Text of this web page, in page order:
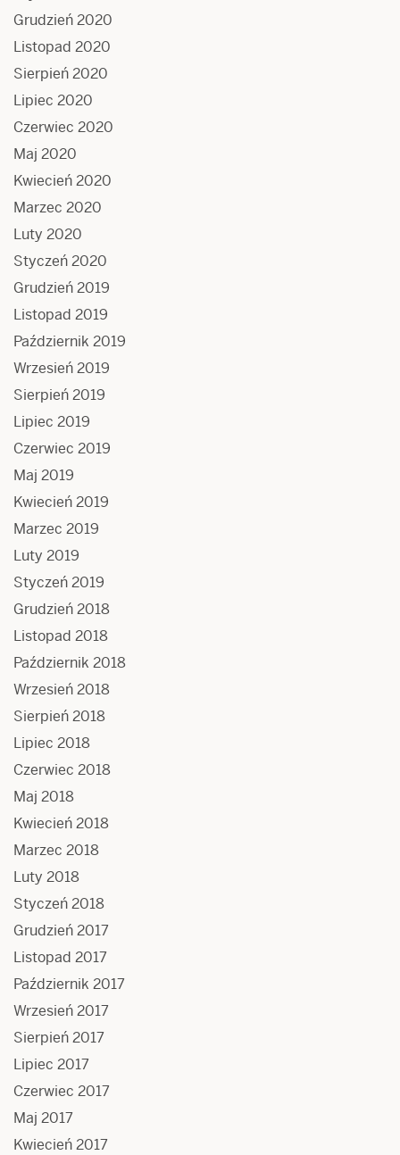
Grudzień 2020
Listopad 2020
Sierpień 2020
Lipiec 2020
Czerwiec 2020
Maj 2020
Kwiecień 2020
Marzec 2020
Luty 2020
Styczeń 2020
Grudzień 2019
Listopad 2019
Październik 2019
Wrzesień 2019
Sierpień 2019
Lipiec 2019
Czerwiec 2019
Maj 2019
Kwiecień 2019
Marzec 2019
Luty 2019
Styczeń 2019
Grudzień 2018
Listopad 2018
Październik 2018
Wrzesień 2018
Sierpień 2018
Lipiec 2018
Czerwiec 2018
Maj 2018
Kwiecień 2018
Marzec 2018
Luty 2018
Styczeń 2018
Grudzień 2017
Listopad 2017
Październik 2017
Wrzesień 2017
Sierpień 2017
Lipiec 2017
Czerwiec 2017
Maj 2017
Kwiecień 2017